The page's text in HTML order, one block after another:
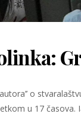
o
u 17